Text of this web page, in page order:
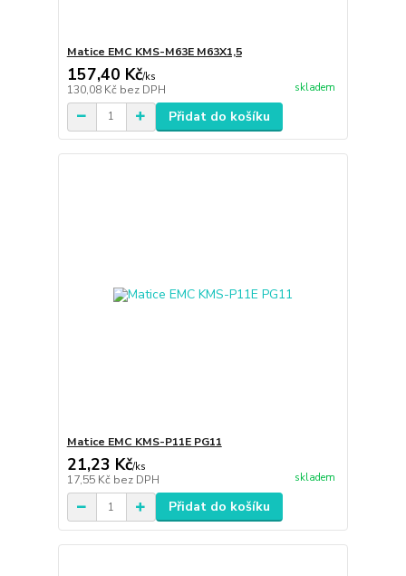
Matice EMC KMS-M63E M63X1,5
157,40 Kč/ks
130,08 Kč bez DPH skladem
Přidat do košíku
Matice EMC KMS-P11E PG11
21,23 Kč/ks
17,55 Kč bez DPH skladem
Přidat do košíku